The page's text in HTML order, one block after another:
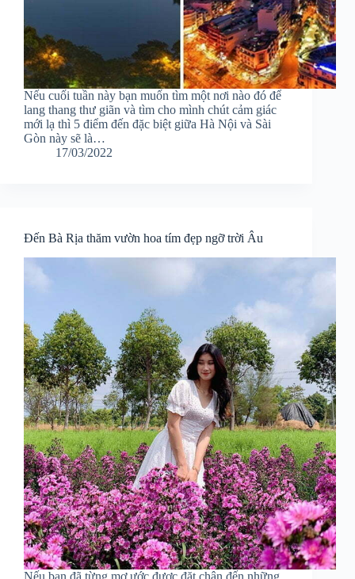
Nếu cuối tuần này bạn muốn tìm một nơi nào đó để
lang thang thư giãn và tìm cho mình chút cảm giác
mới lạ thì 5 điểm đến đặc biệt giữa Hà Nội và Sài
Gòn này sẽ là…
17/03/2022
Đến Bà Rịa thăm vườn hoa tím đẹp ngỡ trời Âu